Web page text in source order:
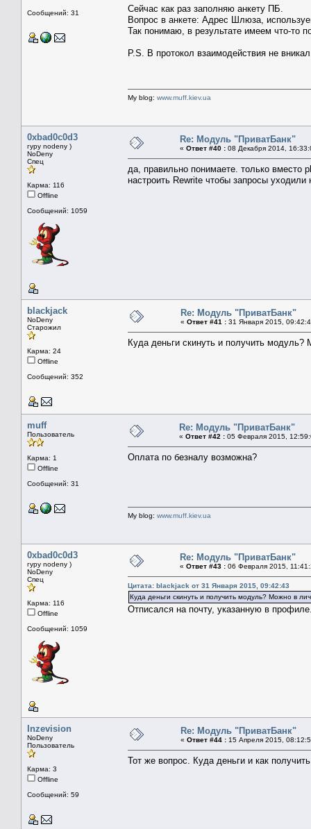
Сообщений: 31
Сейчас как раз заполняю анкету ПБ.
Вопрос в анкете: Адрес Шлюза,
Так понимаю, в результате имеем что-
P.S. В протокол взаимодействия не
My blog: www.muff.kiev.ua
0xbad0c0d3
гуру nodeny )
NoDeny
Спец
Карма: 116
Offline
Сообщений: 1059
Re: Модуль "ПриватБанк"
« Ответ #40 : 08 Декабря 2014,
да, правильно понимаете. только вместо
настроить Rewrite чтобы запросы уходили
blackjack
NoDeny
Старожил
Карма: 24
Offline
Сообщений: 352
Re: Модуль "ПриватБанк"
« Ответ #41 : 31 Января 2015,
Куда деньги скинуть и получить модуль?
muff
Пользователь
Карма: 1
Offline
Сообщений: 31
Re: Модуль "ПриватБанк"
« Ответ #42 : 05 Февраля 2015,
Оплата по безналу возможна?
My blog: www.muff.kiev.ua
0xbad0c0d3
гуру nodeny )
NoDeny
Спец
Карма: 116
Offline
Сообщений: 1059
Re: Модуль "ПриватБанк"
« Ответ #43 : 06 Февраля 2015,
Цитата: blackjack от 31 Января 2015, 09:42:43
Куда деньги скинуть и получить модуль? Можно в
Отписался на почту, указанную в
Inzevision
NoDeny
Пользователь
Карма: 3
Offline
Сообщений: 59
Re: Модуль "ПриватБанк"
« Ответ #44 : 15 Апреля 2015,
Тот же вопрос. Куда деньги и как